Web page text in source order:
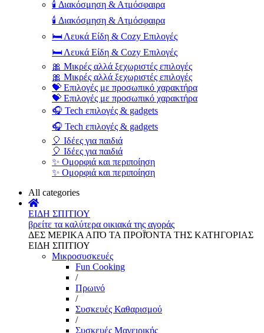
🕯️ Διακόσμηση & Ατμόσφαιρα
🕯️ Διακόσμηση & Ατμόσφαιρα
🛏️ Λευκά Είδη & Cozy Επιλογές
🛏️ Λευκά Είδη & Cozy Επιλογές
🎀 Μικρές αλλά ξεχωριστές επιλογές
🎀 Μικρές αλλά ξεχωριστές επιλογές
💝 Επιλογές με προσωπικό χαρακτήρα
💝 Επιλογές με προσωπικό χαρακτήρα
🎧 Tech επιλογές & gadgets
🎧 Tech επιλογές & gadgets
🎈 Ιδέες για παιδιά
🎈 Ιδέες για παιδιά
✨ Ομορφιά και περιποίηση
✨ Ομορφιά και περιποίηση
All categories
ΕΙΔΗ ΣΠΙΤΙΟΥ
βρείτε τα καλύτερα οικιακά της αγοράς
ΔΕΣ ΜΕΡΙΚΑ ΑΠΌ ΤΑ ΠΡΟΪΌΝΤΑ ΤΗΣ ΚΑΤΗΓΟΡΙΑΣ
ΕΙΔΗ ΣΠΙΤΙΟΥ
Μικροσυσκευές
Fun Cooking
/
Πρωινό
/
Συσκευές Καθαρισμού
/
Συσκευές Μαγειρικής